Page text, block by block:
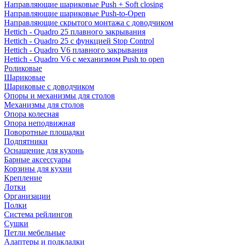
Направляющие шариковые Push + Soft closing
Направляющие шариковые Push-to-Open
Направляющие скрытого монтажа с доводчиком
Hettich - Quadro 25 плавного закрывания
Hettich - Quadro 25 с функцией Stop Control
Hettich - Quadro V6 плавного закрывания
Hettich - Quadro V6 с механизмом Push to open
Роликовые
Шариковые
Шариковые с доводчиком
Опоры и механизмы для столов
Механизмы для столов
Опора колесная
Опора неподвижная
Поворотные площадки
Подпятники
Оснащение для кухонь
Барные аксессуары
Корзины для кухни
Крепление
Лотки
Организации
Полки
Система рейлингов
Сушки
Петли мебельные
Адаптеры и подкладки